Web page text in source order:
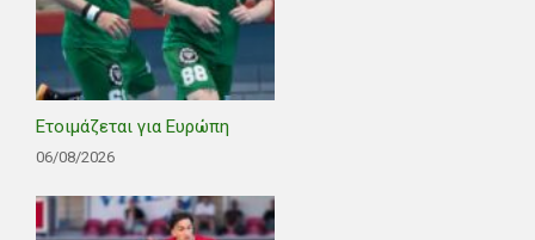
Ετοιμάζεται για Ευρώπη
06/08/2026